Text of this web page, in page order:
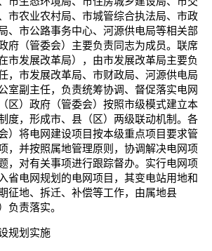
市农业农村局、市城管综合执法局、市政
、市公路事务中心、河源供电局等相关部
府（管委会）主要负责同志为成员。联席
市发展改革局），由市发展改革局主要负
，市发展改革局、市财政局、河源供电局
室副主任，负责统筹协调、督促落实电网
区）政府（管委会）按照市级模式建立本
度，形成市、县（区）两级联动机制。各
）将电网建设项目按本级重点项目要求管
，并按照属地管理原则，协调解决电网项
，对有关事项进行跟踪督办。实行电网项
省电网规划的电网项目，其变电站用地和
征地、拆迁、补偿等工作，由属地县
负责落实。
规划实施